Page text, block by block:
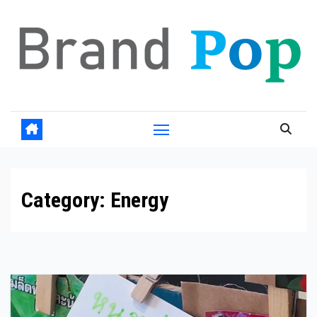
content
Category: Energy